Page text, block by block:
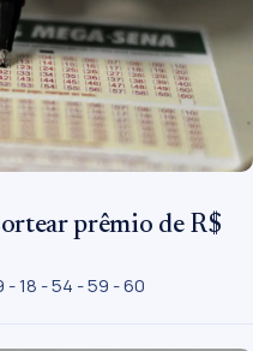
prêmio de R$
18 - 54 - 59 - 60